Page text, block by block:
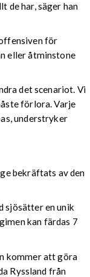
de har, säger han
för
eller åtminstone
det scenariot. Vi
förlora. Varje
understryker
bekräftats av den
sjösätter en unik
kan färdas 7
kommer att göra
Ryssland från